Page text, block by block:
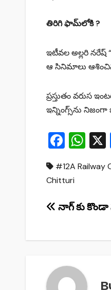
తిరిగి ఫామ్‌లోకి ?
ఇటీవల అల్లరి నరేష్
ఆ సినిమాలు
ప్రస్తుతం వరుస
ఇన్నింగ్స్‌ను
F
c
e
b
o
W
at
A
p
#12A Railway
Chitturi
Post
నాగ్ కు కొండా